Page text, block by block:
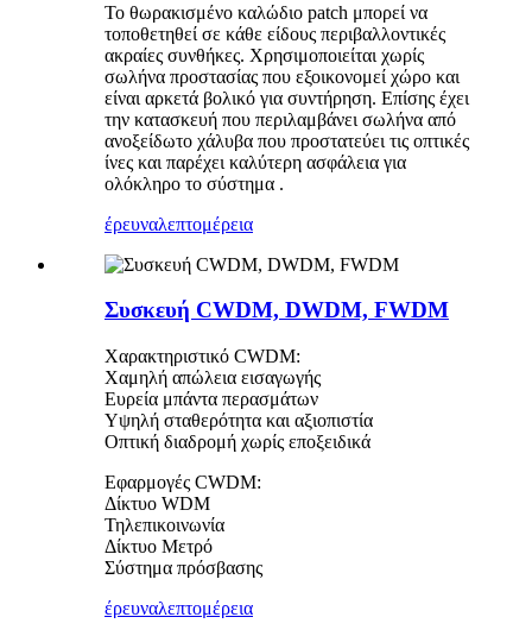
Το θωρακισμένο καλώδιο patch μπορεί να
τοποθετηθεί σε κάθε είδους περιβαλλοντικές
ακραίες συνθήκες. Χρησιμοποιείται χωρίς
σωλήνα προστασίας που εξοικονομεί χώρο και
είναι αρκετά βολικό για συντήρηση. Επίσης έχει
την κατασκευή που περιλαμβάνει σωλήνα από
ανοξείδωτο χάλυβα που προστατεύει τις οπτικές
ίνες και παρέχει καλύτερη ασφάλεια για
ολόκληρο το σύστημα .
έρευναλεπτομέρεια
Συσκευή CWDM, DWDM, FWDM
Χαρακτηριστικό CWDM:
Χαμηλή απώλεια εισαγωγής
Ευρεία μπάντα περασμάτων
Υψηλή σταθερότητα και αξιοπιστία
Οπτική διαδρομή χωρίς εποξειδικά
Εφαρμογές CWDM:
Δίκτυο WDM
Τηλεπικοινωνία
Δίκτυο Μετρό
Σύστημα πρόσβασης
έρευναλεπτομέρεια